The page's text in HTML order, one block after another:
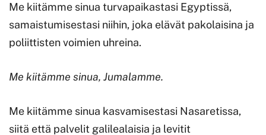
Me kiitämme sinua turvapaikastasi Egyptissä,
samaistumisestasi niihin, joka elävät pakolaisina ja
poliittisten voimien uhreina.
Me kiitämme sinua, Jumalamme.
Me kiitämme sinua kasvamisestasi Nasaretissa,
siitä että palvelit galilealaisia ja levitit